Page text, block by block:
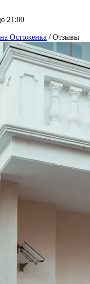
21:00
Остоженка /Отзывы